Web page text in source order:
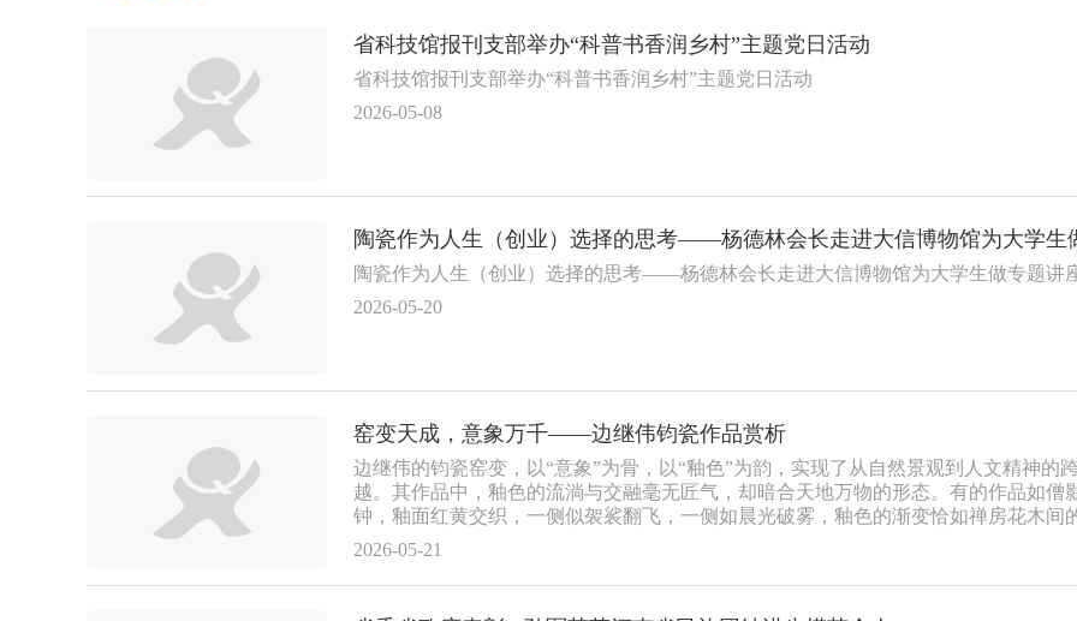
省科技馆报刊支部举办“科普书香润乡村”主题党日活动
省科技馆报刊支部举办“科普书香润乡村”主题党日活动
2026-05-08
陶瓷作为人生（创业）选择的思考——杨德林会长走进大信博物馆为大学生做专题讲
2026-05-20
窑变天成，意象万千——边继伟钧瓷作品赏析
边继伟的钧瓷窑变，以“意象”为骨，以“釉色”为韵，实现了从自然景观到人文精神的
越。其作品中，釉色的流淌与交融毫无匠气，却暗合天地万物的形态。有的作品如僧
钟，釉面红黄交织，一侧似袈裟翻飞，一侧如晨光破雾，釉色的渐变恰如禅房花木间
影流转，将“晨钟动林樾，朝露晞古松”的禅意场景凝于瓷瓶之上，釉色的窑变与人文
2026-05-21